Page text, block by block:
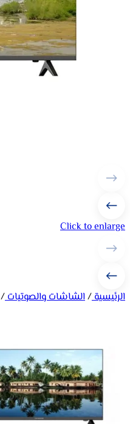
Click to enlarge
الرئيسية/الشاشات والصوتيات/